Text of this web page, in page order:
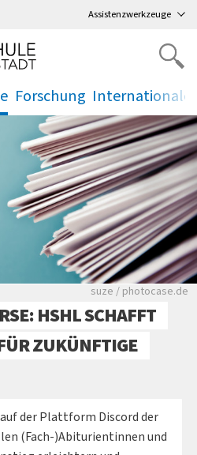
Assistenzwerkzeuge
Forschung
. .
Viele Zeitungen.
suze / photocase.de
HSHL SCHAFFT
ZUKÜNFTIGE
der Plattform Discord der
(Fach-)Abiturientinnen und